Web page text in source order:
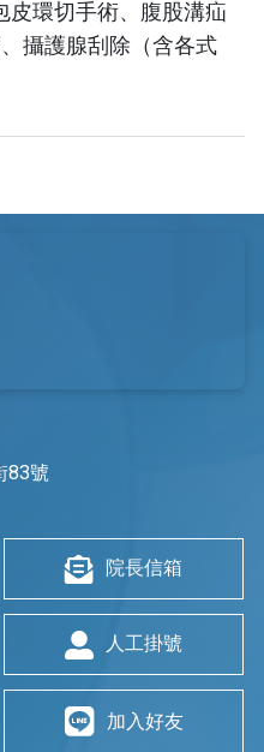
皮環切手術、腹股溝疝
攝護腺刮除（含各式
83號
院長信箱
人工掛號
加入好友